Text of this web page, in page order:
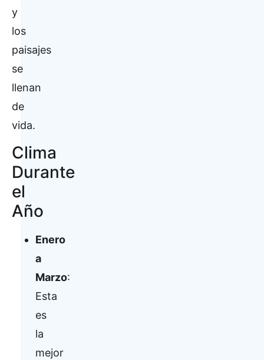
y
los
paisajes
se
llenan
de
vida.
Clima
Durante
el
Año
Enero
a
Marzo:
Esta
es
la
mejor